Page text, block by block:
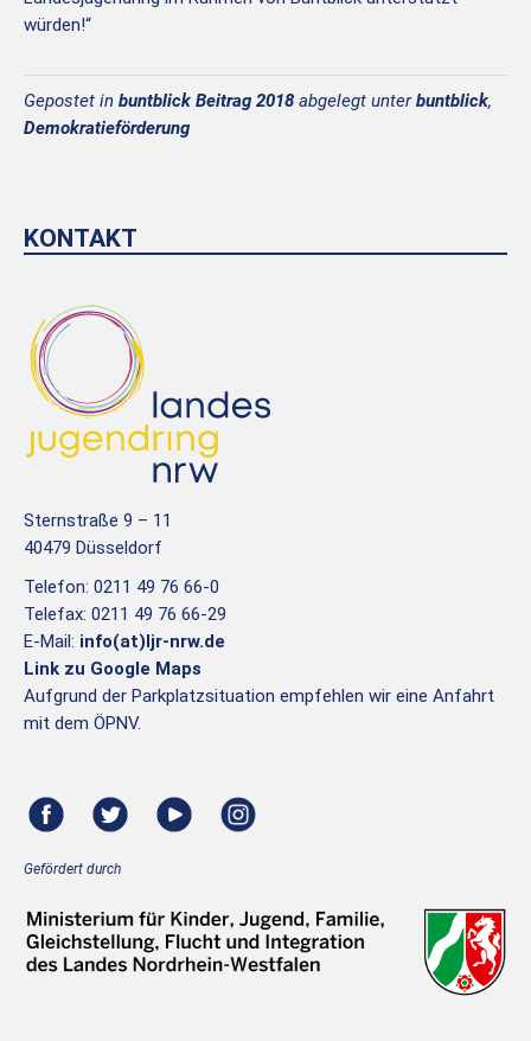
würden!“
Gepostet in buntblick Beitrag 2018 abgelegt unterbuntblick,
Demokratieförderung
KONTAKT
Sternstraße 9 – 11
40479 Düsseldorf
Telefon: 0211 49 76 66-0
Telefax: 0211 49 76 66-29
E-Mail: info(at)ljr-nrw.de
Link zu Google Maps
Aufgrund der Parkplatzsituation empfehlen wir eine Anfahrt
mit dem ÖPNV.
Gefördert durch